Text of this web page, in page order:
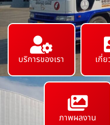
บริการของเรา เกี่
ภาพผลงาน